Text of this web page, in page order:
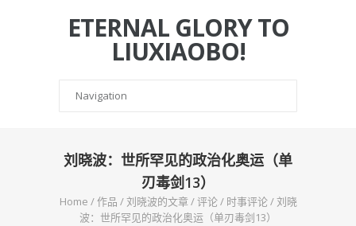
ETERNAL GLORY TO
LIUXIAOBO!
刘晓波：世所罕见的政治化奥运（单
刃毒剑13）
Home /作品 /刘晓波的文章/评论/ 时事评论/刘晓
波：世所罕见的政治化奥运（单刃毒剑13）